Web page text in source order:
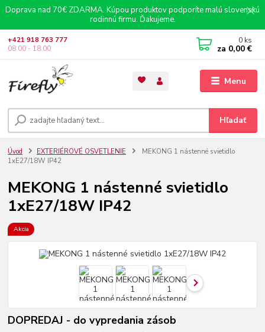
Doprava nad 70€ ZDARMA. Kúpou produktov podporíte malú slovenskú
rodinnú firmu. Ďakujeme.
Menu
Hľadať
+421 918 763 777
08.00 - 18.00
0 ks
za 0,00 €
Úvod EXTERIÉROVÉ OSVETLENIE
MEKONG 1 nástenné svietidlo
1xE27/18W IP42
MEKONG 1 nástenné svietidlo
1xE27/18W IP42
Akcia
DOPREDAJ - do vypredania zásob